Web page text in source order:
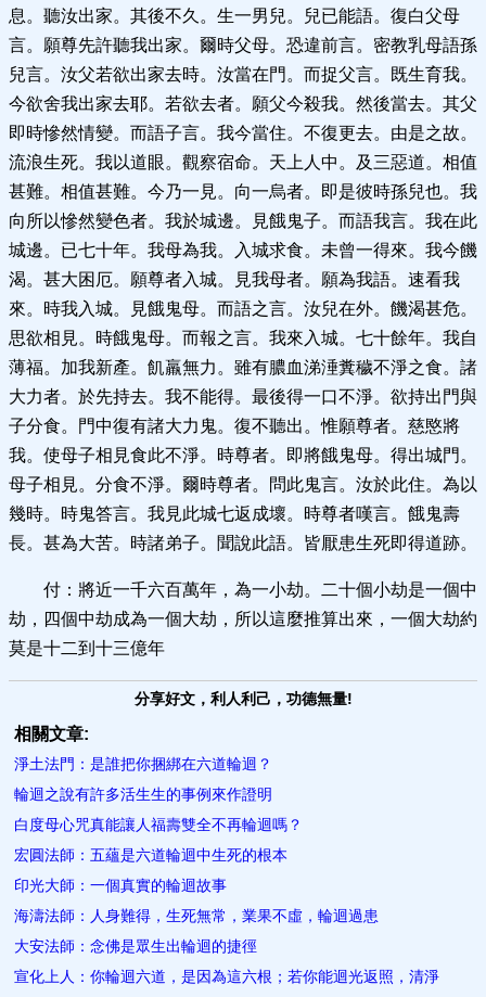
息。聽汝出家。其後不久。生一男兒。兒已能語。復白父母
言。願尊先許聽我出家。爾時父母。恐違前言。密教乳母語孫
兒言。汝父若欲出家去時。汝當在門。而捉父言。既生育我。
今欲舍我出家去耶。若欲去者。願父今殺我。然後當去。其父
即時慘然情變。而語子言。我今當住。不復更去。由是之故。
流浪生死。我以道眼。觀察宿命。天上人中。及三惡道。相值
甚難。相值甚難。今乃一見。向一烏者。即是彼時孫兒也。我
向所以慘然變色者。我於城邊。見餓鬼子。而語我言。我在此
城邊。已七十年。我母為我。入城求食。未曾一得來。我今饑
渴。甚大困厄。願尊者入城。見我母者。願為我語。速看我
來。時我入城。見餓鬼母。而語之言。汝兒在外。饑渴甚危。
思欲相見。時餓鬼母。而報之言。我來入城。七十餘年。我自
薄福。加我新產。飢羸無力。雖有膿血涕涶糞穢不淨之食。諸
大力者。於先持去。我不能得。最後得一口不淨。欲持出門與
子分食。門中復有諸大力鬼。復不聽出。惟願尊者。慈愍將
我。使母子相見食此不淨。時尊者。即將餓鬼母。得出城門。
母子相見。分食不淨。爾時尊者。問此鬼言。汝於此住。為以
幾時。時鬼答言。我見此城七返成壞。時尊者嘆言。餓鬼壽
長。甚為大苦。時諸弟子。聞說此語。皆厭患生死即得道跡。
付：將近一千六百萬年，為一小劫。二十個小劫是一個中
劫，四個中劫成為一個大劫，所以這麼推算出來，一個大劫約
莫是十二到十三億年
分享好文，利人利己，功德無量!
相關文章:
淨土法門：是誰把你捆綁在六道輪迴？
輪迴之說有許多活生生的事例來作證明
白度母心咒真能讓人福壽雙全不再輪迴嗎？
宏圓法師：五蘊是六道輪迴中生死的根本
印光大師：一個真實的輪迴故事
海濤法師：人身難得，生死無常，業果不虛，輪迴過患
大安法師：念佛是眾生出輪迴的捷徑
宣化上人：你輪迴六道，是因為這六根；若你能迴光返照，清淨